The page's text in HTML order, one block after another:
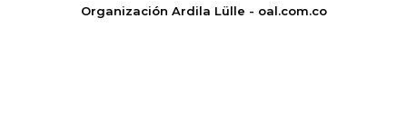
Organización Ardila Lülle - oal.com.co